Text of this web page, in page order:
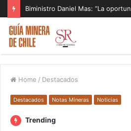
Home / Destacados
Destacados Notas Mineras Noticias
Trending